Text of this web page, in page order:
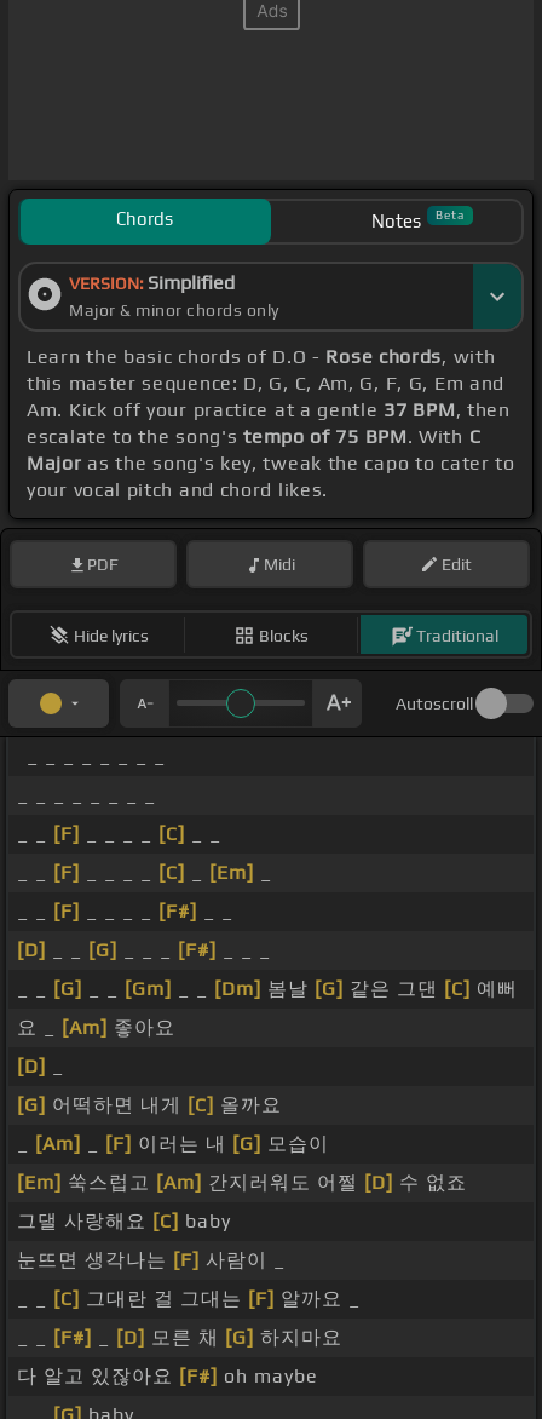
Chords Notes Beta
VERSION: Simplified
Major & minor chords only
Learn the basic chords of D.O - Rose chords, with
this master sequence: D, G, C, Am, G, F, G, Em and
Am. Kick off your practice at a gentle 37 BPM, then
escalate to the song'stempo of 75 BPM. With C
Major as the song's key, tweak the capo to cater to
your vocal pitch and chord likes.
PDF Midi Edit
Hide lyrics Blocks Traditional
Autoscroll
[F] [C]
[F] [C] [Em]
[F] [F#]
[D]
[G] [F#]
[G] [Gm] [Dm] 봄날 [G] 같은 그댄 [C] 예뻐
요 _
[Am] 좋아요
[D]
[G] 어떡하면 내게 [C] 올까요
[Am] [F] 이러는 내 [G] 모습이
[Em] 쑥스럽고 [Am] 간지러워도 어쩔 [D] 수 없죠
그댈 사랑해요 [C] baby
눈뜨면 생각나는 [F] 사람이 _
[C] 그대란 걸 그대는 [F] 알까요 _
[F#] [D] 모른 채 [G] 하지마요
다 알고 있잖아요 [F#] oh maybe